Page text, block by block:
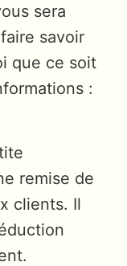
sera
savoir
que ce soit
:
remise de
clients. Il